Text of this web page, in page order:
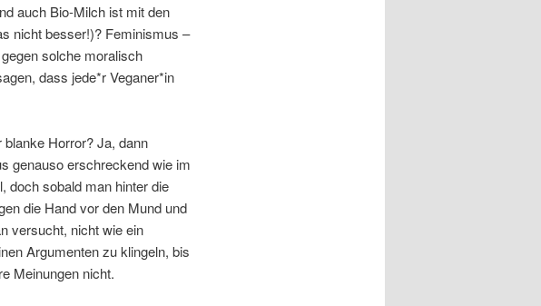
auch Bio-Milch ist mit den
nicht besser!)? Feminismus –
solche moralisch
dass jede*r Veganer*in
Horror? Ja, dann
genauso erschreckend wie im
doch sobald man hinter die
die Hand vor den Mund und
versucht, nicht wie ein
Argumenten zu klingeln, bis
Meinungen nicht.